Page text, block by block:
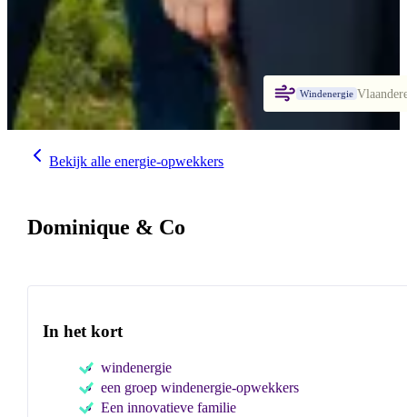
Windenergie
Bekijk alle energie-opwekkers
Dominique & Co
In het kort
windenergie
een groep windenergie-opwekkers
Een innovatieve familie